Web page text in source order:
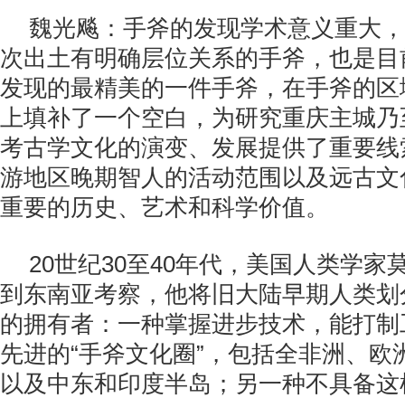
魏光飚：手斧的发现学术意义重大
次出土有明确层位关系的手斧，也是
发现的最精美的一件手斧，在手斧的
上填补了一个空白，为研究重庆主城
考古学文化的演变、发展提供了重要
游地区晚期智人的活动范围以及远古
重要的历史、艺术和科学价值。
20世纪30至40年代，美国人类学家
到东南亚考察，他将旧大陆早期人类
的拥有者：一种掌握进步技术，能打
先进的“手斧文化圈”，包括全非洲、欧
以及中东和印度半岛；另一种不具备